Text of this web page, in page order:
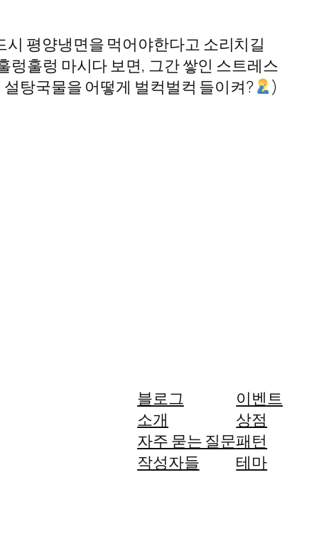
평양냉면을 먹어야한다고 소리치길
렁훌렁 마시다 보면, 그간 쌓인 스트레스
탕국물을 어떻게 벌컥벌컥 들이켜?
)
블로그
소개
자주 묻는 질문
작성자들
이벤트
상점
패턴
테마